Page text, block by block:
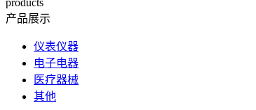
products
产品展示
仪表仪器
电子电器
医疗器械
其他